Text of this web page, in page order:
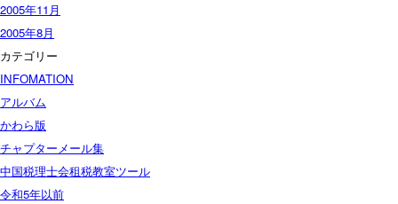
2005年11月
2005年8月
カテゴリー
INFOMATION
アルバム
かわら版
チャプターメール集
中国税理士会租税教室ツール
令和5年以前